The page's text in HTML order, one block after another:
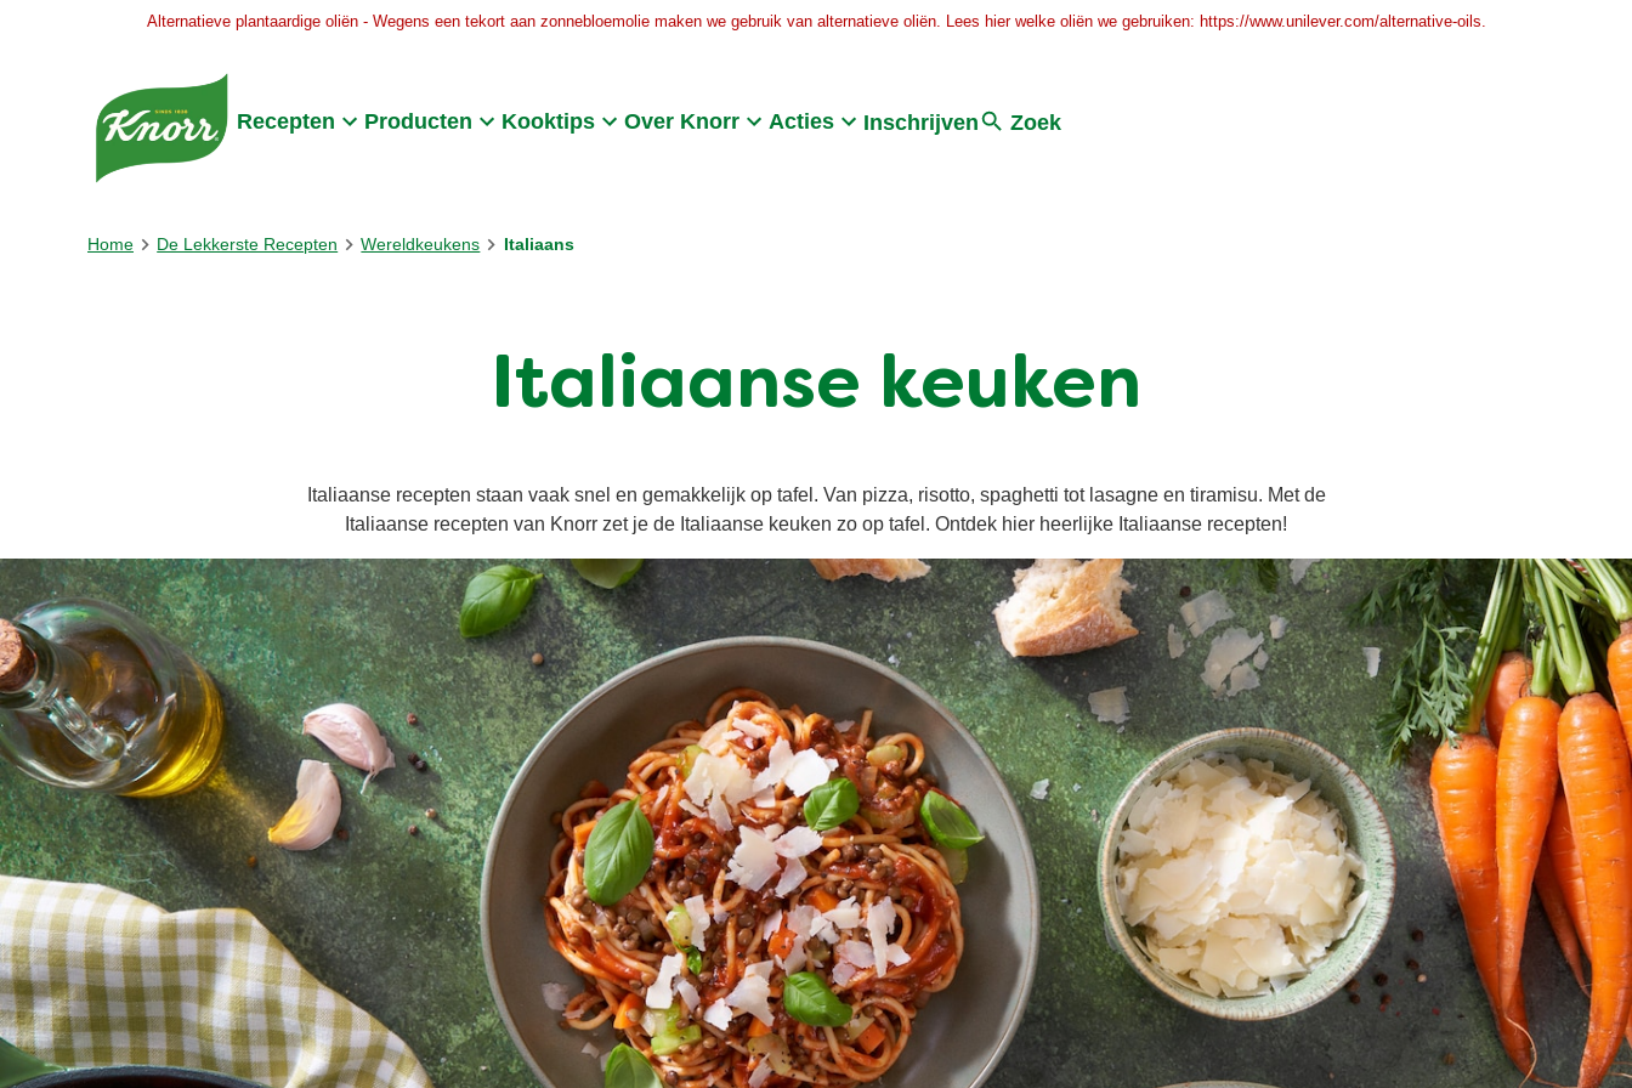
Alternatieve plantaardige oliën - Wegens een tekort aan zonnebloemolie maken we gebruik van alternatieve oliën. Lees hier welke oliën we gebruiken: https://www.unilever.com/alternative-oils.
Recepten Producten Kooktips Over Knorr Acties Inschrijven Zoek
Home De Lekkerste Recepten Wereldkeukens Italiaans
Italiaanse keuken
Italiaanse recepten staan vaak snel en gemakkelijk op tafel. Van pizza, risotto, spaghetti tot lasagne en tiramisu. Met de
Italiaanse recepten van Knorr zet je de Italiaanse keuken zo op tafel. Ontdek hier heerlijke Italiaanse recepten!